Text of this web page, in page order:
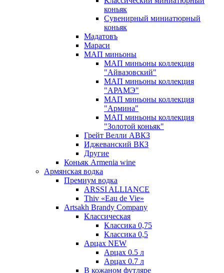
коньяк
Сувенирный миниатюрный
коньяк
Мадатовъ
Мараси
МАП миньоны
МАП миньоны коллекция
"Айвазовский"
МАП миньоны коллекция
"АРАМЭ"
МАП миньоны коллекция
"Армина"
МАП миньоны коллекция
"Золотой коньяк"
Грейт Велли АВКЗ
Иджеванский ВКЗ
Другие
Коньяк Armenia wine
Армянская водка
Премиум водка
ARSSI ALLIANCE
Thiv «Eau de Vie»
Artsakh Brandy Company
Классическая
Классика 0,75
Классика 0,5
Арцах NEW
Арцах 0.5 л
Арцах 0.7 л
В кожаном футляре